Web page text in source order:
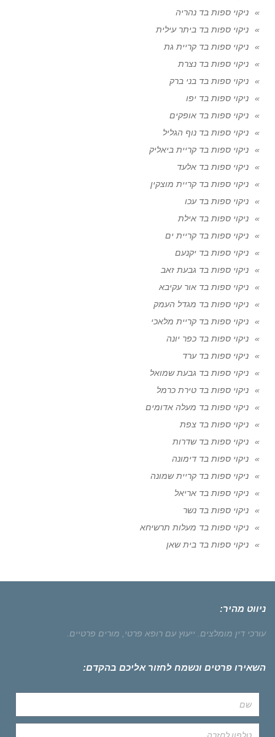
ניקוי ספות בד נהריה
ניקוי ספות בד ביתר עילית
ניקוי ספות בד קריית גת
ניקוי ספות בד נצרת
ניקוי ספות בד בני ברק
ניקוי ספות בד יפו
ניקוי ספות בד אופקים
ניקוי ספות בד נוף הגליל
ניקוי ספות בד קריית ביאליק
ניקוי ספות בד אלעד
ניקוי ספות בד קריית מוצקין
ניקוי ספות בד עכו
ניקוי ספות בד אילת
ניקוי ספות בד קריית ים
ניקוי ספות בד יקנעם
ניקוי ספות בד גבעת זאב
ניקוי ספות בד אור עקיבא
ניקוי ספות בד מגדל העמק
ניקוי ספות בד קריית מלאכי
ניקוי ספות בד כפר יונה
ניקוי ספות בד ערד
ניקוי ספות בד גבעת שמואל
ניקוי ספות בד טירת כרמל
ניקוי ספות בד מעלה אדומים
ניקוי ספות בד צפת
ניקוי ספות בד שדרות
ניקוי ספות בד דימונה
ניקוי ספות בד קריית שמונה
ניקוי ספות בד אריאל
ניקוי ספות בד נשר
ניקוי ספות בד מעלות תרשיחא
ניקוי ספות בד בית שאן
ניווט מהיר:
עורכי דין מומלצים. ייעוץ עם רופא פרטי, מורים פרטיים.
השאירו פרטים ונשמח לחזור אליכם בהקדם: